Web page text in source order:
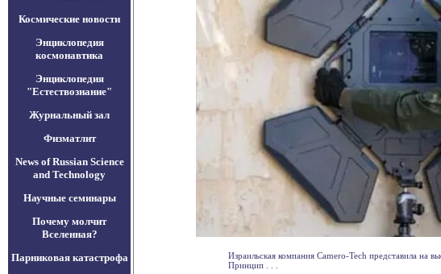
Космические новости
Энциклопедия
космонавтика
Энциклопедия
"Естествознание"
Журнальный зал
Физматлит
News of Russian Science
and Technology
Научные семинары
Почему молчит
Вселенная?
Парниковая катастрофа
Израильская компания Camero-Tech представила на
Принцип . . .